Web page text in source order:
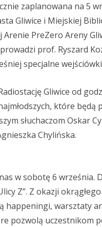
zaplanowana na 5
Gliwice i Miejskiej
Arenie PreZero Areny
prof. Ryszard
specjalne
Gliwice od
które będą
słuchaczom Oskar
Chylińska.
w sobotę 6
Z”. Z okazji
happeningi, warsztaty
pozwolą uczestnikom